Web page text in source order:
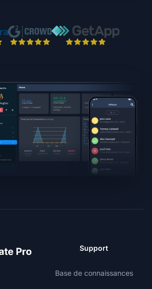
Support
Base de connaissances